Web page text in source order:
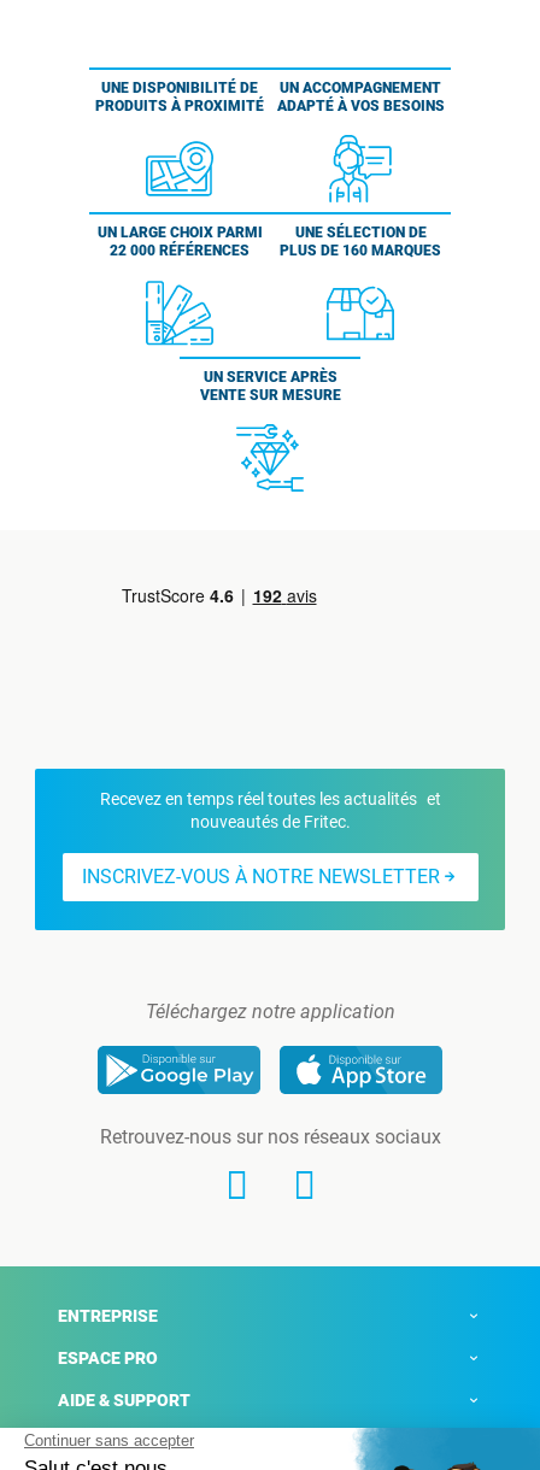
UNE DISPONIBILITÉ DE
PRODUITS À PROXIMITÉ
UN ACCOMPAGNEMENT
ADAPTÉ À VOS BESOINS
UN LARGE CHOIX PARMI
22 000 RÉFÉRENCES
UNE SÉLECTION DE
PLUS DE 160 MARQUES
UN SERVICE APRÈS
VENTE SUR MESURE
Recevez en temps réel toutes les actualités et
nouveautés de Fritec.
INSCRIVEZ-VOUS À NOTRE NEWSLETTER
Téléchargez notre application
Retrouvez-nous sur nos réseaux sociaux
ENTREPRISE
ESPACE PRO
AIDE & SUPPORT
ACTUALITÉS